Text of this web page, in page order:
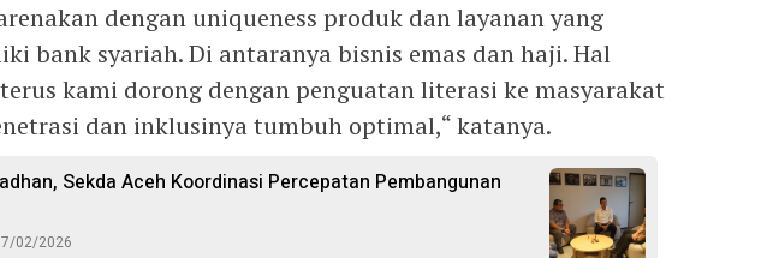
dengan uniqueness produk dan layanan yang
bank syariah. Di antaranya bisnis emas dan haji. Hal
kami dorong dengan penguatan literasi ke masyarakat
dan inklusinya tumbuh optimal,“ katanya.
Sekda Aceh Koordinasi Percepatan Pembangunan
7/02/2026